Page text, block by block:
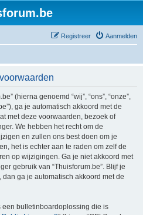
Aanmelden
Registreer
(hierna genoemd “wij”, “ons”, “onze”,
ga je automatisch akkoord met de
met deze voorwaarden, bezoek of
We hebben het recht om de
en zullen ons best doen om je
het is echter aan te raden om zelf de
op wijzigingen. Ga je niet akkoord met
gebruik van “Thuisforum.be”. Blijf je
dan ga je automatisch akkoord met de
een bulletinboardoplossing die is